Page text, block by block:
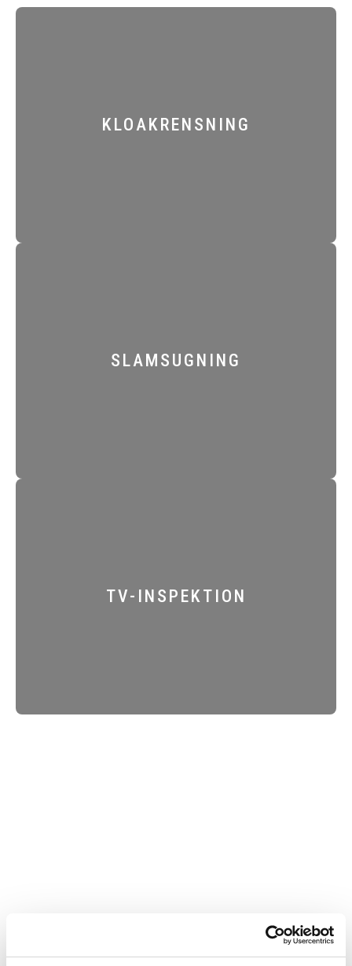
KLOAKRENSNING
SLAMSUGNING
TV-INSPEKTION